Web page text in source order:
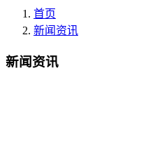
首页
新闻资讯
新闻资讯